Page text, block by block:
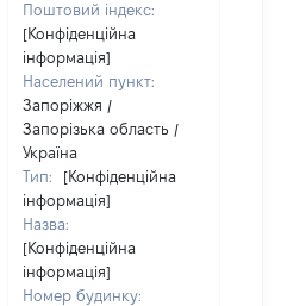
Поштовий індекс:
[Конфіденційна
інформація]
Населений пункт:
Запоріжжя /
Запорізька область /
Україна
Тип:
[Конфіденційна
інформація]
Назва:
[Конфіденційна
інформація]
Номер будинку: